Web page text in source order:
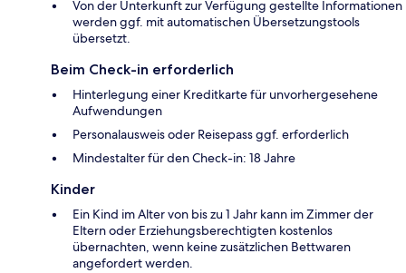
Von der Unterkunft zur Verfügung gestellte Informationen
werden ggf. mit automatischen Übersetzungstools
übersetzt.
Beim Check-in erforderlich
Hinterlegung einer Kreditkarte für unvorhergesehene
Aufwendungen
Personalausweis oder Reisepass ggf. erforderlich
Mindestalter für den Check-in: 18 Jahre
Kinder
Ein Kind im Alter von bis zu 1 Jahr kann im Zimmer der
Eltern oder Erziehungsberechtigten kostenlos
übernachten, wenn keine zusätzlichen Bettwaren
angefordert werden.